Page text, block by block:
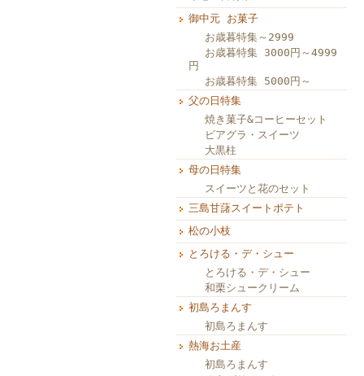
御中元 お菓子
お歳暮特集～2999
お歳暮特集 3000円～4999
円
お歳暮特集 5000円～
父の日特集
焼き菓子&コーヒーセット
ビアグラ・スイーツ
大黒柱
母の日特集
スイーツと花のセット
三島甘藷スイートポテト
松の小枝
とろける・デ・シュー
とろける・デ・シュー
和栗シュークリーム
初島ろまんす
初島ろまんす
熱海お土産
初島ろまんす